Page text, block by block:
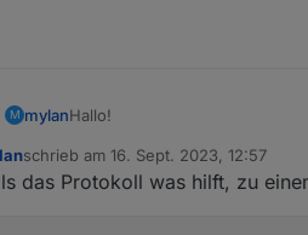
Loginablauf:
Die Tapo App Zugangsdaten
Steuern
M mylanHallo!
Meine P100, welche ein
Adapter neu installieren hilft
schrieb am 16. Sept. 2023, 12:57
zuletzt editiert von
das Protokoll was hilft, zu